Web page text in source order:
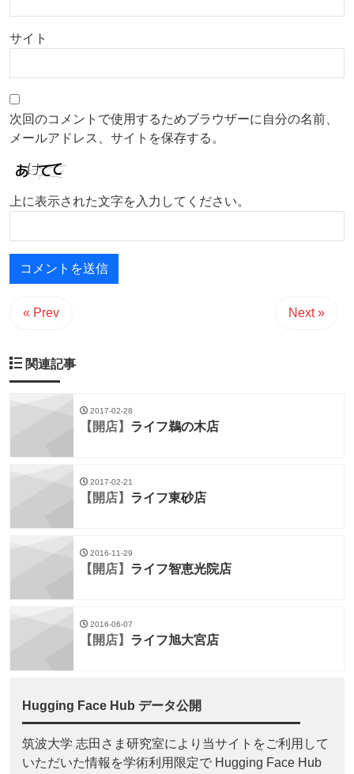
サイト
次回のコメントで使用するためブラウザーに自分の名前、
メールアドレス、サイトを保存する。
上に表示された文字を入力してください。
« Prev Next »
関連記事
2017-02-28
【開店】 ライフ鵜の木店
2017-02-21
【開店】 ライフ東砂店
2016-11-29
【開店】 ライフ智恵光院店
2016-06-07
【開店】 ライフ旭大宮店
Hugging Face Hub データ公開
筑波大学 志田さま研究室により当サイトをご利用して
いただいた情報を学術利用限定で Hugging Face Hub